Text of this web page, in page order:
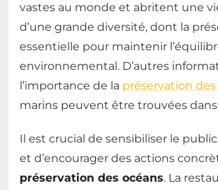
vastes au monde et abritent une
d’une grande diversité, dont la
essentielle pour maintenir
environnemental. D’autres
l’importance de la préservation
marins peuvent être trouvées dans
Il est crucial de sensibiliser le
et d’encourager des actions
préservation des océans. La